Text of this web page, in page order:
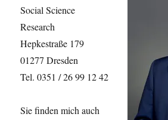
Social Science
Research
Hepkestraße 179
01277 Dresden
Tel. 0351 / 26 99 12 42
Sie finden mich auch